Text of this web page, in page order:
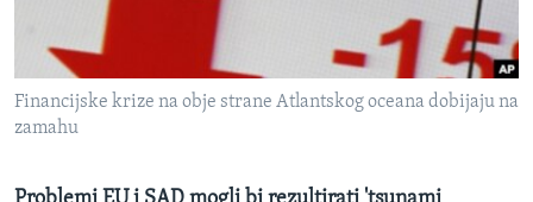
MAGAZIN
O GLASU AMERIKE
Learning English
PRATITE NAS
Financijske krize na obje strane Atlantskog oceana dobijaju na
zamahu